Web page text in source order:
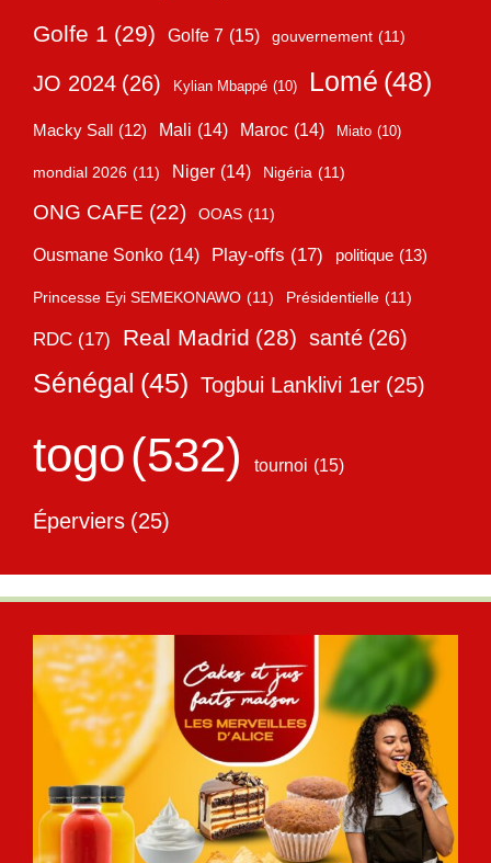
Golfe 1 (29) Golfe 7 (15) gouvernement (11)
JO 2024 (26) Kylian Mbappé (10) Lomé (48)
Macky Sall (12) Mali (14) Maroc (14) Miato (10)
mondial 2026 (11) Niger (14) Nigéria (11)
ONG CAFE (22) OOAS (11)
Ousmane Sonko (14) Play-offs (17) politique (13)
Princesse Eyi SEMEKONAWO (11) Présidentielle (11)
RDC (17) Real Madrid (28) santé (26)
Sénégal (45) Togbui Lanklivi 1er (25)
togo(532) tournoi (15)
Éperviers (25)